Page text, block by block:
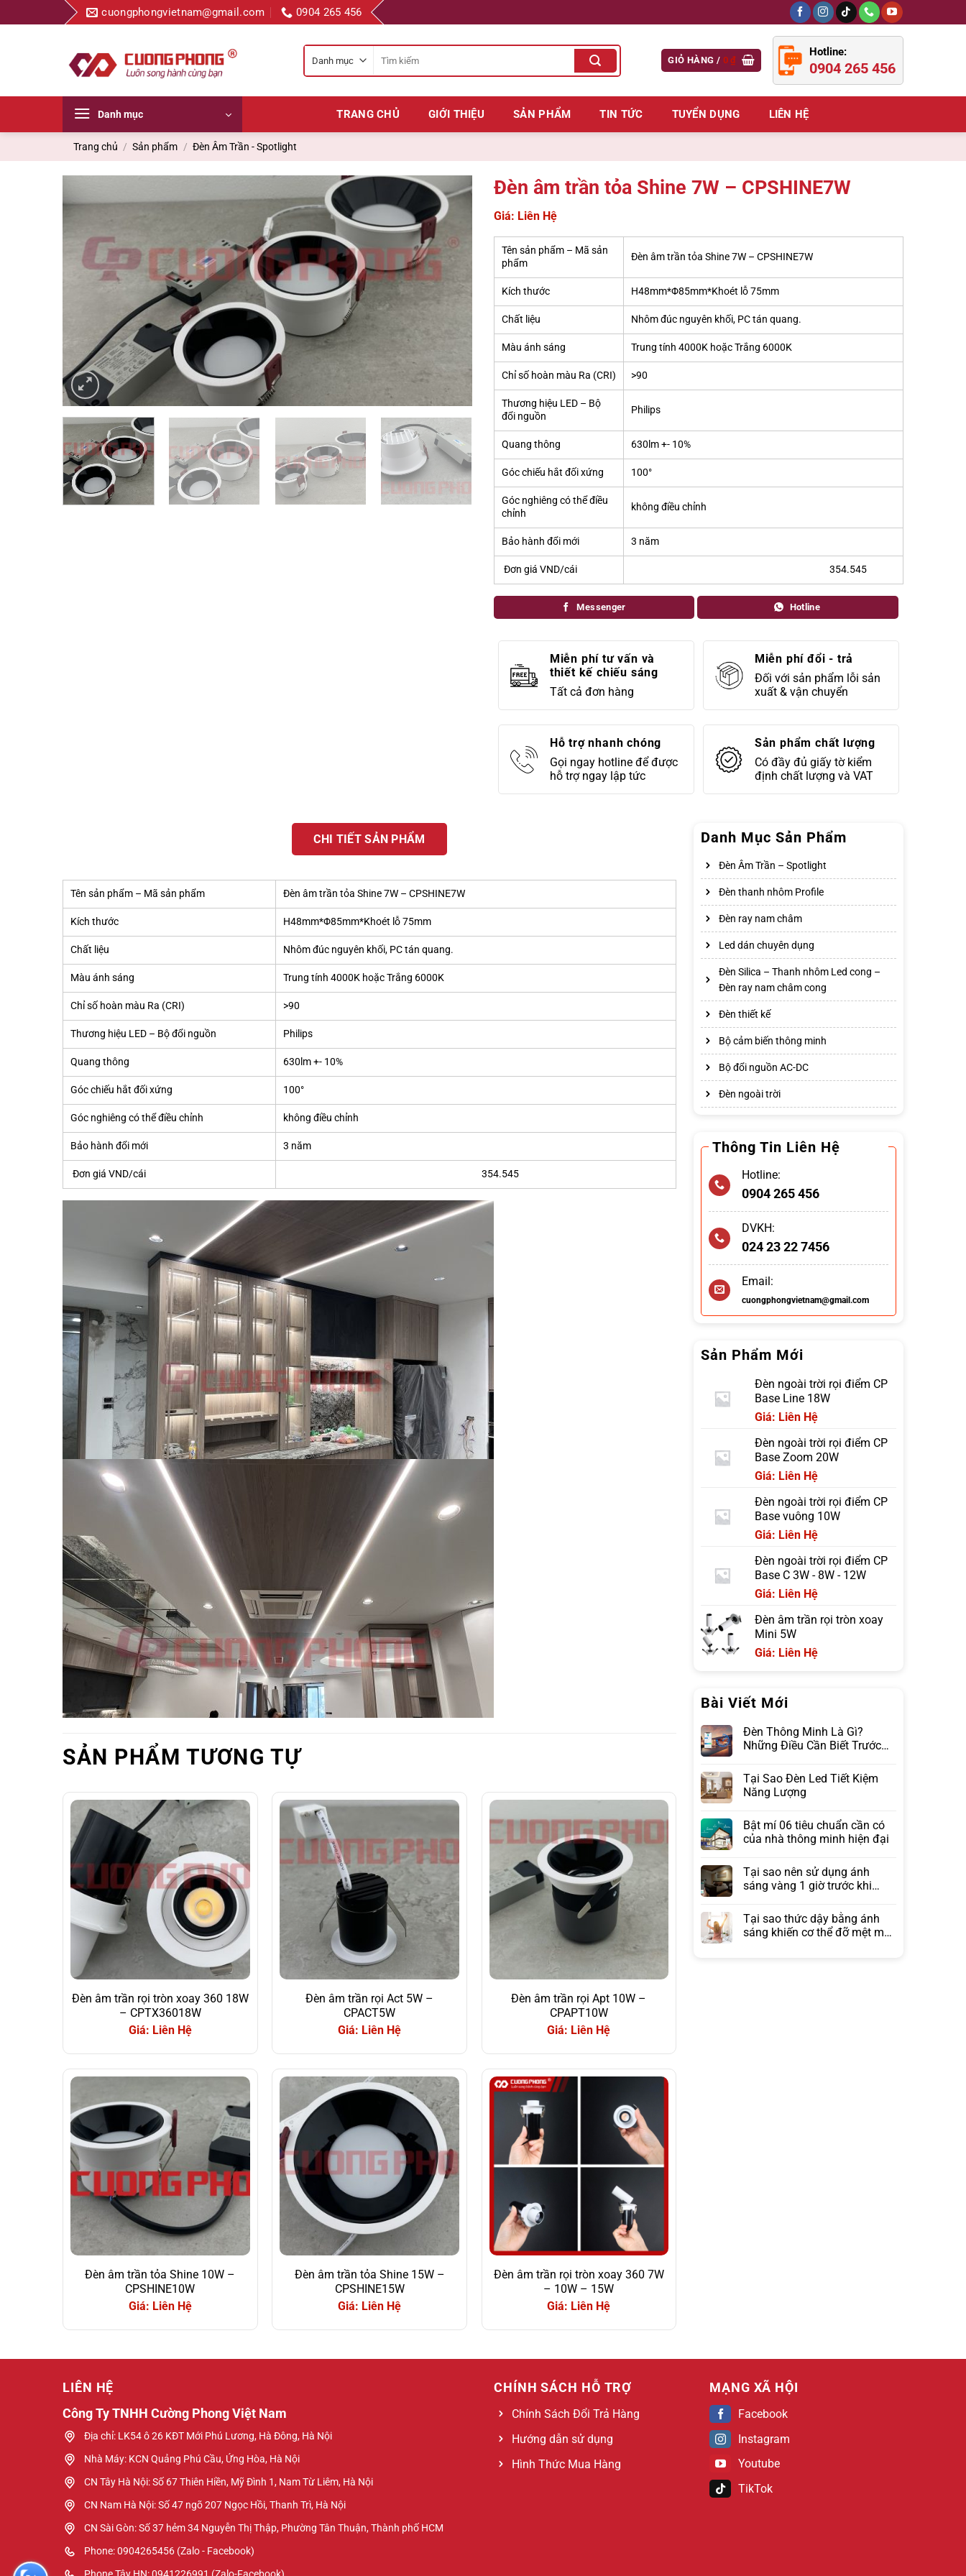
qua
cuongphongvietnam@gmail.com 0904 265 456
kiếm
cho:
GIỎ HÀNG / 0₫
Hotline:
0904 265 456
Danh mục TRANG CHỦ GIỚI THIỆU SẢN PHẨM TIN TỨC TUYỂN DỤNG LIÊN HỆ
Trang chủ / Sản phẩm / Đèn Âm Trần - Spotlight
Đèn âm trần tỏa Shine 7W – CPSHINE7W
Giá: Liên Hệ
Tên sản phẩm – Mã sản
phẩm
Đèn âm trần tỏa Shine 7W – CPSHINE7W
Kích thước H48mm*Φ85mm*Khoét lỗ 75mm
Chất liệu Nhôm đúc nguyên khối, PC tán quang.
Màu ánh sáng Trung tính 4000K hoặc Trắng 6000K
Chỉ số hoàn màu Ra (CRI) >90
Thương hiệu LED – Bộ
đổi nguồn
Philips
Quang thông 630lm +- 10%
Góc chiếu hắt đối xứng 100°
Góc nghiêng có thể điều
chỉnh
không điều chỉnh
Bảo hành đổi mới 3 năm
Đơn giá VND/cái 354.545
Messenger Hotline
Miễn phí tư vấn và
thiết kế chiếu sáng
Tất cả đơn hàng
Miễn phí đổi - trả
Đối với sản phẩm lỗi sản
xuất & vận chuyển
Hỗ trợ nhanh chóng
Gọi ngay hotline để được
hỗ trợ ngay lập tức
Sản phẩm chất lượng
Có đầy đủ giấy tờ kiểm
định chất lượng và VAT
CHI TIẾT SẢN PHẨM
Tên sản phẩm – Mã sản phẩm Đèn âm trần tỏa Shine 7W – CPSHINE7W
Kích thước H48mm*Φ85mm*Khoét lỗ 75mm
Chất liệu Nhôm đúc nguyên khối, PC tán quang.
Màu ánh sáng Trung tính 4000K hoặc Trắng 6000K
Chỉ số hoàn màu Ra (CRI) >90
Thương hiệu LED – Bộ đổi nguồn Philips
Quang thông 630lm +- 10%
Góc chiếu hắt đối xứng 100°
Góc nghiêng có thể điều chỉnh không điều chỉnh
Bảo hành đổi mới 3 năm
Đơn giá VND/cái 354.545
SẢN PHẨM TƯƠNG TỰ
Đèn âm trần rọi tròn xoay 360 18W
– CPTX36018W
Giá: Liên Hệ
Đèn âm trần rọi Act 5W –
CPACT5W
Giá: Liên Hệ
Đèn âm trần rọi Apt 10W –
CPAPT10W
Giá: Liên Hệ
Đèn âm trần tỏa Shine 10W –
CPSHINE10W
Giá: Liên Hệ
Đèn âm trần tỏa Shine 15W –
CPSHINE15W
Giá: Liên Hệ
Đèn âm trần rọi tròn xoay 360 7W
– 10W – 15W
Giá: Liên Hệ
Danh Mục Sản Phẩm
Đèn Âm Trần – Spotlight
Đèn thanh nhôm Profile
Đèn ray nam châm
Led dán chuyên dụng
Đèn Silica – Thanh nhôm Led cong –
Đèn ray nam châm cong
Đèn thiết kế
Bộ cảm biến thông minh
Bộ đổi nguồn AC-DC
Đèn ngoài trời
Thông Tin Liên Hệ
Hotline:
0904 265 456
DVKH:
024 23 22 7456
Email:
cuongphongvietnam@gmail.com
Sản Phẩm Mới
Đèn ngoài trời rọi điểm CP
Base Line 18W
Giá: Liên Hệ
Đèn ngoài trời rọi điểm CP
Base Zoom 20W
Giá: Liên Hệ
Đèn ngoài trời rọi điểm CP
Base vuông 10W
Giá: Liên Hệ
Đèn ngoài trời rọi điểm CP
Base C 3W - 8W - 12W
Giá: Liên Hệ
Đèn âm trần rọi tròn xoay
Mini 5W
Giá: Liên Hệ
Bài Viết Mới
Đèn Thông Minh Là Gì?
Những Điều Cần Biết Trước
Tại Sao Đèn Led Tiết Kiệm
Năng Lượng
Bật mí 06 tiêu chuẩn cần có
của nhà thông minh hiện đại
Tại sao nên sử dụng ánh
sáng vàng 1 giờ trước khi
Tại sao thức dậy bằng ánh
sáng khiến cơ thể đỡ mệt mỏi
LIÊN HỆ
Công Ty TNHH Cường Phong Việt Nam
Địa chỉ: LK54 ô 26 KĐT Mới Phú Lương, Hà Đông, Hà Nội
Nhà Máy: KCN Quảng Phú Cầu, Ứng Hòa, Hà Nội
CN Tây Hà Nội: Số 67 Thiên Hiền, Mỹ Đình 1, Nam Từ Liêm, Hà Nội
CN Nam Hà Nội: Số 47 ngõ 207 Ngọc Hồi, Thanh Trì, Hà Nội
CN Sài Gòn: Số 37 hẻm 34 Nguyễn Thị Thập, Phường Tân Thuận, Thành phố HCM
Phone: 0904265456 (Zalo - Facebook)
CHÍNH SÁCH HỖ TRỢ
Chính Sách Đổi Trả Hàng
Hướng dẫn sử dụng
Hình Thức Mua Hàng
MẠNG XÃ HỘI
Facebook
Instagram
Youtube
TikTok